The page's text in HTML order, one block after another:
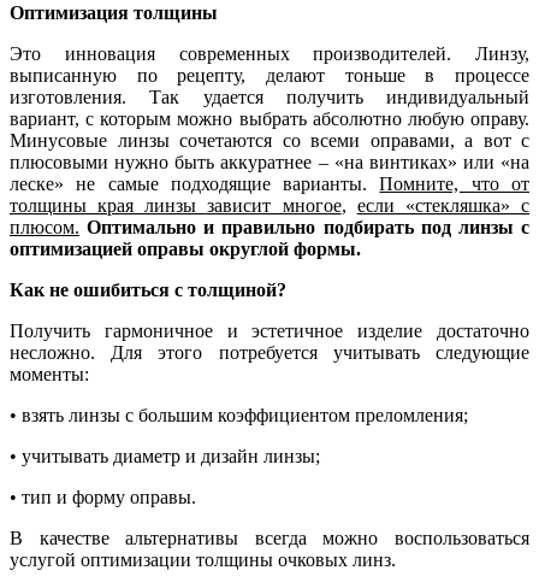
Оптимизация толщины
Это инновация современных производителей. Линзу,
выписанную по рецепту, делают тоньше в процессе
изготовления. Так удается получить индивидуальный
вариант, с которым можно выбрать абсолютно любую оправу.
Минусовые линзы сочетаются со всеми оправами, а вот с
плюсовыми нужно быть аккуратнее – «на винтиках» или «на
леске» не самые подходящие варианты.Помните, что от
толщины края линзы зависит многое, если «стекляшка» с
плюсом. Оптимально и правильно подбирать под линзы с
оптимизацией оправы округлой формы.
Как не ошибиться с толщиной?
Получить гармоничное и эстетичное изделие достаточно
несложно. Для этого потребуется учитывать следующие
моменты:
• взять линзы с большим коэффициентом преломления;
• учитывать диаметр и дизайн линзы;
• тип и форму оправы.
В качестве альтернативы всегда можно воспользоваться
услугой оптимизации толщины очковых линз.